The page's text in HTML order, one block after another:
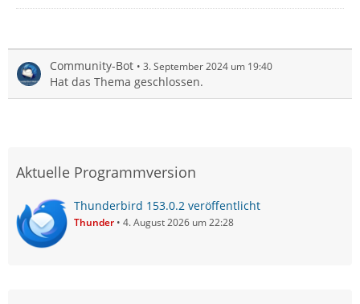
Community-Bot 3. September 2024 um 19:40
Hat das Thema geschlossen.
Aktuelle Programmversion
Thunderbird 153.0.2 veröffentlicht
Thunder 4. August 2026 um 22:28